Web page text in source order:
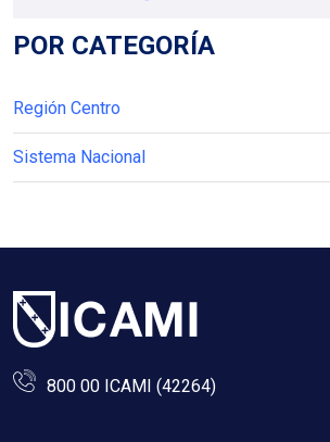
POR CATEGORÍA
Región Centro
Sistema Nacional
800 00 ICAMI (42264)